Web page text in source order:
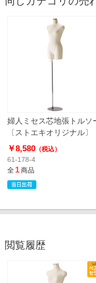
婦人ミセス芯地張トルソ
〔ストエキオリジナル〕
￥8,580 （税込）
61-178-4
全1商品
閲覧履歴